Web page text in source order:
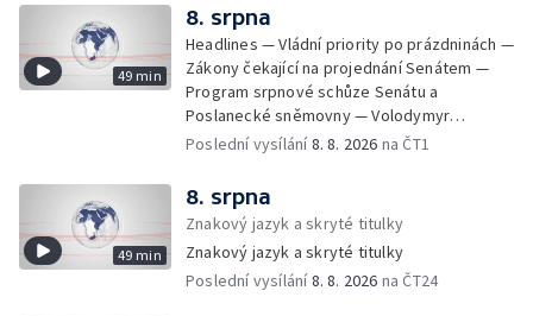
49 min
8. srpna
Headlines — Vládní priority po prázdninách —
Zákony čekající na projednání Senátem —
Program srpnové schůze Senátu a
Poslanecké sněmovny — Volodymyr
Zelenskyj jednal poprvé v Bělehradě —
provoz nelegálních domovů pro seniory —
Populace Česka stárne — Čekací lhůty na
přijetí do domovů pro seniory — Tisza
vybrala kandidáta na prezidenta — Tréninky
soutěžních párů StarDance — Následky
Poslední vysílání8. 8. 2026 na ČT1
49 min
8. srpna
Znakový jazyk a skryté titulky
Znakový jazyk a skryté titulky
Poslední vysílání8. 8. 2026 na ČT24